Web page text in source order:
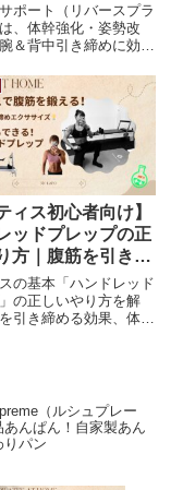
サポート（リバースプラ
、体幹強化・姿勢改
＆背中引き締めに効果
正しいやり方やNG
ちる原因と改善策を詳
初心者向けの簡単バー
介。正しいフォームで
勢を手に入れよう！
ィス初心者向け】
ッドプレップの正
方｜腹筋を引き締
とNG例｜体幹を
るポイント3つ！
の基本「ハンドレッド
の正しいやり方を解
引き締める効果、体幹
（ルシュプレー
んぱん！自家製あん
りパン